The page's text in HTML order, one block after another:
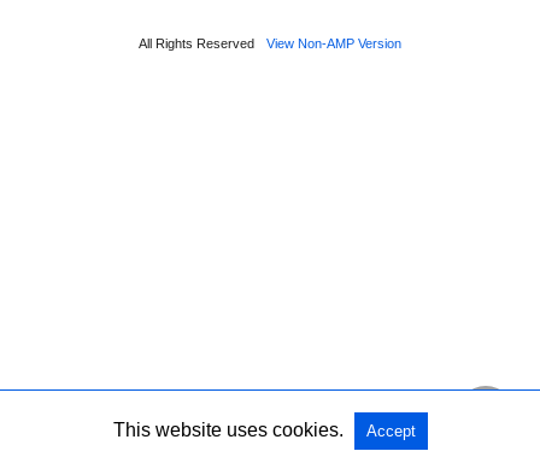
All Rights Reserved View Non-AMP Version
This website uses cookies. Accept